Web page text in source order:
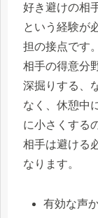
好き避けの相
という経験が
担の接点です
相手の得意分
深掘りする、
なく、休憩中
に小さくする
相手は避ける
なります。
有効な声